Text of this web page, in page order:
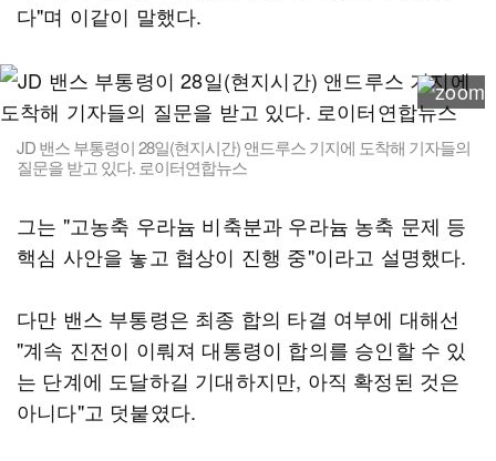
다"며 이같이 말했다.
JD 밴스 부통령이 28일(현지시간) 앤드루스 기지에 도착해 기자들의
질문을 받고 있다. 로이터연합뉴스
그는 "고농축 우라늄 비축분과 우라늄 농축 문제 등
핵심 사안을 놓고 협상이 진행 중"이라고 설명했다.
다만 밴스 부통령은 최종 합의 타결 여부에 대해선
"계속 진전이 이뤄져 대통령이 합의를 승인할 수 있
는 단계에 도달하길 기대하지만, 아직 확정된 것은
아니다"고 덧붙였다.